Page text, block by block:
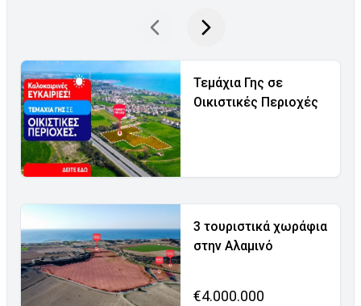
Τεμάχια Γης σε
Οικιστικές Περιοχές
3 τουριστικά χωράφια
στην Αλαμινό
€4.000.000